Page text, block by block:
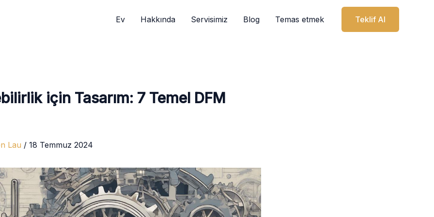
Ev Hakkında Servisimiz Blog Temas etmek Teklif Al
için Tasarım: 7 Temel DFM
Lau / 18 Temmuz 2024